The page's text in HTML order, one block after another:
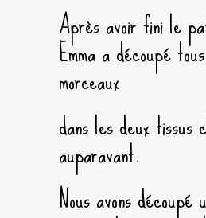
Après avoir fini le
Emma a découpé
morceaux
dans les deux tissus
auparavant.
Nous avons découpé